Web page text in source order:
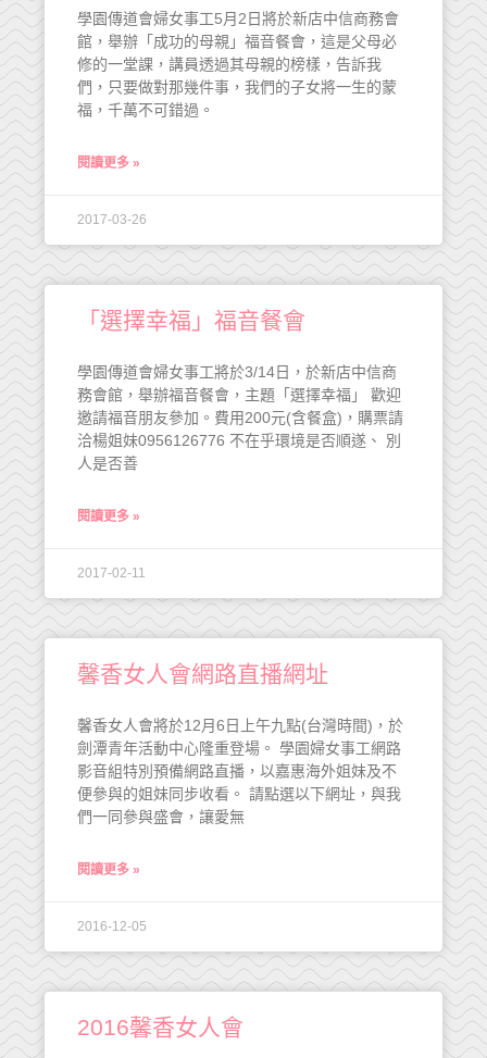
學園傳道會婦女事工5月2日將於新店中信商務會
館，舉辦「成功的母親」福音餐會，這是父母必
修的一堂課，講員透過其母親的榜樣，告訴我
們，只要做對那幾件事，我們的子女將一生的蒙
福，千萬不可錯過。
閱讀更多 »
2017-03-26
「選擇幸福」福音餐會
學園傳道會婦女事工將於3/14日，於新店中信商
務會館，舉辦福音餐會，主題「選擇幸福」 歡迎
邀請福音朋友參加。費用200元(含餐盒)，購票請
洽楊姐妹0956126776 不在乎環境是否順遂、 別
人是否善
閱讀更多 »
2017-02-11
馨香女人會網路直播網址
馨香女人會將於12月6日上午九點(台灣時間)，於
劍潭青年活動中心隆重登場。 學園婦女事工網路
影音組特別預備網路直播，以嘉惠海外姐妹及不
便參與的姐妹同步收看。 請點選以下網址，與我
們一同參與盛會，讓愛無
閱讀更多 »
2016-12-05
2016馨香女人會